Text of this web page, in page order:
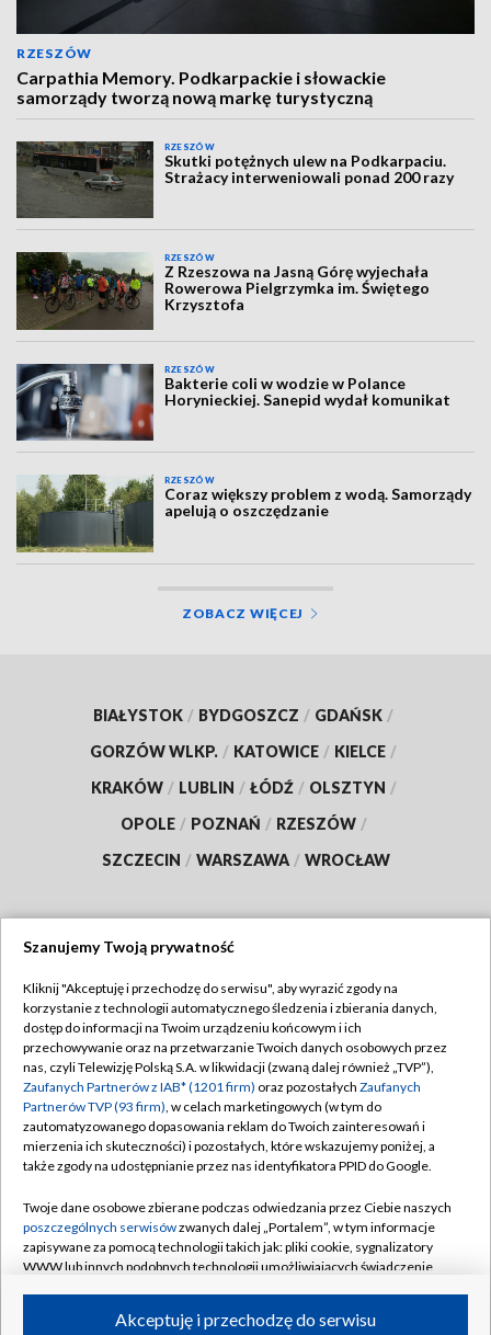
RZESZÓW
Carpathia Memory. Podkarpackie i słowackie
samorządy tworzą nową markę turystyczną
RZESZÓW
Skutki potężnych ulew na Podkarpaciu.
Strażacy interweniowali ponad 200 razy
RZESZÓW
Z Rzeszowa na Jasną Górę wyjechała
Rowerowa Pielgrzymka im. Świętego
Krzysztofa
RZESZÓW
Bakterie coli w wodzie w Polance
Horynieckiej. Sanepid wydał komunikat
RZESZÓW
Coraz większy problem z wodą. Samorządy
apelują o oszczędzanie
ZOBACZ WIĘCEJ
BIAŁYSTOK / BYDGOSZCZ / GDAŃSK /
GORZÓW WLKP. / KATOWICE / KIELCE /
KRAKÓW / LUBLIN / ŁÓDŹ / OLSZTYN /
OPOLE / POZNAŃ / RZESZÓW /
SZCZECIN / WARSZAWA / WROCŁAW
TVP
Abonament TVP
Emisja w TVP
Centrum informacji TVP
Naziemna Telewizja Cyfrowa
Rada Programowa
System NOS
Informacje o nadawcy
Program dla prasy
Regulamin TVP
Polityka prywatności
Moje zgody
Pomoc
Kontakt
Kanały
Szanujemy Twoją prywatność
Kliknij "Akceptuję i przechodzę do serwisu", aby wyrazić zgody na
korzystanie z technologii automatycznego śledzenia i zbierania danych,
dostęp do informacji na Twoim urządzeniu końcowym i ich
przechowywanie oraz na przetwarzanie Twoich danych osobowych przez
nas, czyli Telewizję Polską S.A. w likwidacji (zwaną dalej również „TVP”),
Zaufanych Partnerów z IAB* (1201 firm) oraz pozostałych Zaufanych
Partnerów TVP (93 firm), w celach marketingowych (w tym do
zautomatyzowanego dopasowania reklam do Twoich zainteresowań i
mierzenia ich skuteczności) i pozostałych, które wskazujemy poniżej, a
także zgody na udostępnianie przez nas identyfikatora PPID do Google.
Twoje dane osobowe zbierane podczas odwiedzania przez Ciebie naszych
poszczególnych serwisówzwanych dalej „Portalem”, w tym informacje
zapisywane za pomocą technologii takich jak: pliki cookie, sygnalizatory
WWW lub innych podobnych technologii umożliwiających świadczenie
ruchu w Internecie.Akceptuję i przechodzę do serwisu